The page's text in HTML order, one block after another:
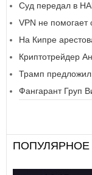
Суд передал в
VPN не помогает
На Кипре
Криптотрейдер
Трамп
Фангарант Груп
ПОПУЛЯРНОЕ